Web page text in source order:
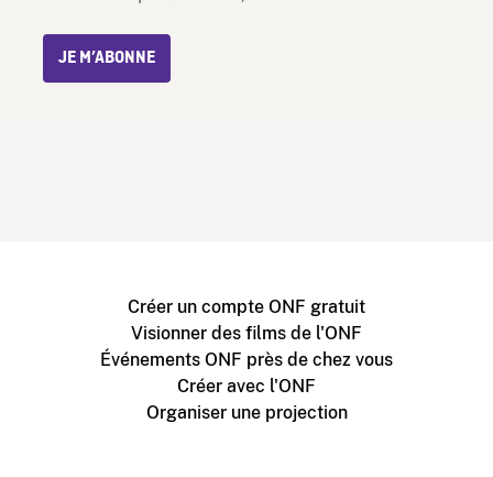
JE M’ABONNE
Créer un compte ONF gratuit
Visionner des films de l'ONF
Événements ONF près de chez vous
Créer avec l'ONF
Organiser une projection